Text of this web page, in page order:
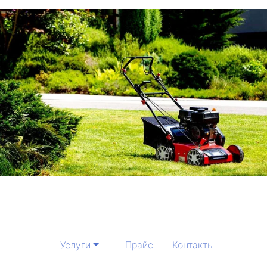
Услуги Прайс Контакты